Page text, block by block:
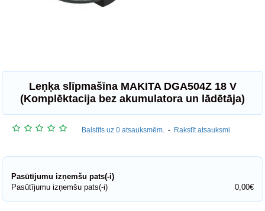
Leņķa slīpmašīna MAKITA DGA504Z 18 V
(Komplēktacija bez akumulatora un lādētāja)
Balstīts uz 0 atsauksmēm. - Rakstīt atsauksmi
Pasūtījumu izņemšu pats(-i)
Pasūtījumu izņemšu pats(-i)
0,00€